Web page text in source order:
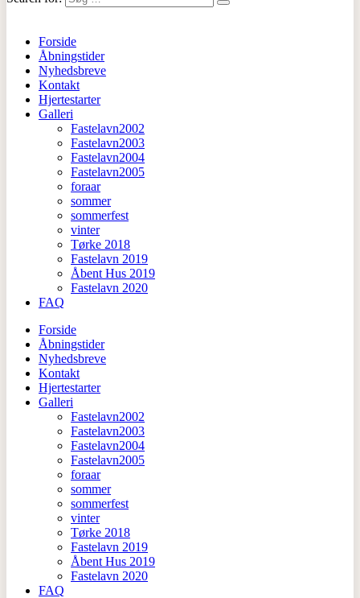
Forside
Åbningstider
Nyhedsbreve
Kontakt
Hjertestarter
Galleri
Fastelavn2002
Fastelavn2003
Fastelavn2004
Fastelavn2005
foraar
sommer
sommerfest
vinter
Tørke 2018
Fastelavn 2019
Åbent Hus 2019
Fastelavn 2020
FAQ
Forside
Åbningstider
Nyhedsbreve
Kontakt
Hjertestarter
Galleri
Fastelavn2002
Fastelavn2003
Fastelavn2004
Fastelavn2005
foraar
sommer
sommerfest
vinter
Tørke 2018
Fastelavn 2019
Åbent Hus 2019
Fastelavn 2020
FAQ